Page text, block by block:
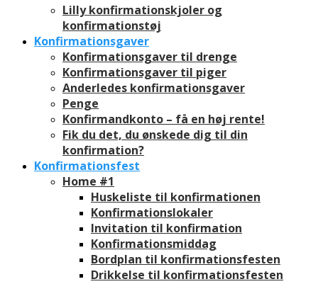
Lilly konfirmationskjoler og
konfirmationstøj
Konfirmationsgaver
Konfirmationsgaver til drenge
Konfirmationsgaver til piger
Anderledes konfirmationsgaver
Penge
Konfirmandkonto – få en høj rente!
Fik du det, du ønskede dig til din
konfirmation?
Konfirmationsfest
Home #1
Huskeliste til konfirmationen
Konfirmationslokaler
Invitation til konfirmation
Konfirmationsmiddag
Bordplan til konfirmationsfesten
Drikkelse til konfirmationsfesten